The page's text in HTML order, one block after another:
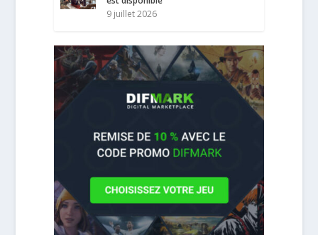
9 juillet 2026